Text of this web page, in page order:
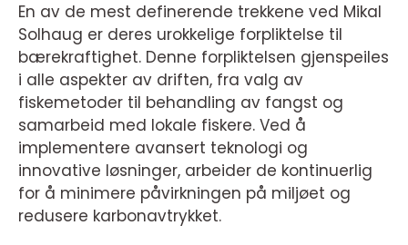
En av de mest definerende trekkene ved Mikal
Solhaug er deres urokkelige forpliktelse til
bærekraftighet. Denne forpliktelsen gjenspeiles
i alle aspekter av driften, fra valg av
fiskemetoder til behandling av fangst og
samarbeid med lokale fiskere. Ved å
implementere avansert teknologi og
innovative løsninger, arbeider de kontinuerlig
for å minimere påvirkningen på miljøet og
redusere karbonavtrykket.